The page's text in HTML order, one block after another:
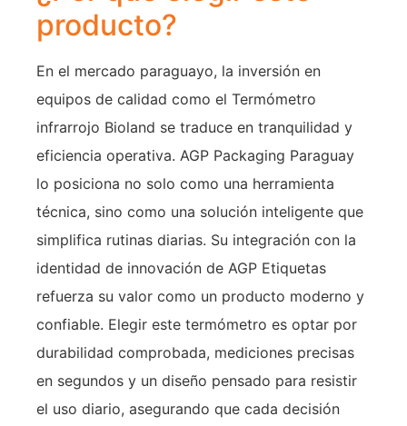
producto?
En el mercado paraguayo, la inversión en
equipos de calidad como el Termómetro
infrarrojo Bioland se traduce en tranquilidad y
eficiencia operativa. AGP Packaging Paraguay
lo posiciona no solo como una herramienta
técnica, sino como una solución inteligente que
simplifica rutinas diarias. Su integración con la
identidad de innovación de AGP Etiquetas
refuerza su valor como un producto moderno y
confiable. Elegir este termómetro es optar por
durabilidad comprobada, mediciones precisas
en segundos y un diseño pensado para resistir
el uso diario, asegurando que cada decisión